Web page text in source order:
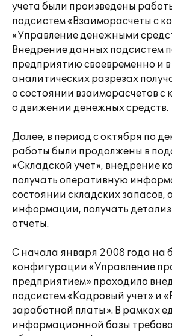
учета были произведены
подсистем «Взаиморасчеты с
«Управление денежными
Внедрение данных подсистем
предприятию своевременно и
аналитических разрезах
о состоянии взаиморасчетов с
о движении денежных средств.
Далее, в период с октября по
работы были продолжены в
«Складской учет», внедрение
получать оперативную
состоянии складских запасов,
информации, получать
отчеты.
С начала января 2008 года на
конфигурации «Управление
предприятием» проходило
подсистем «Кадровый учет» и
заработной платы». В рамках
информационной базы